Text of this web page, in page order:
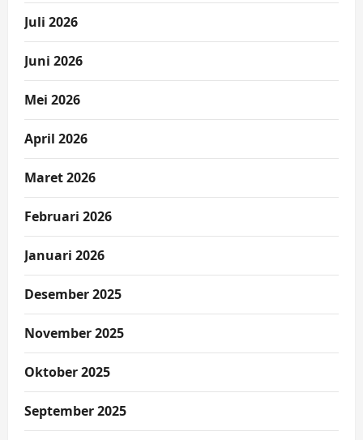
Juli 2026
Juni 2026
Mei 2026
April 2026
Maret 2026
Februari 2026
Januari 2026
Desember 2025
November 2025
Oktober 2025
September 2025